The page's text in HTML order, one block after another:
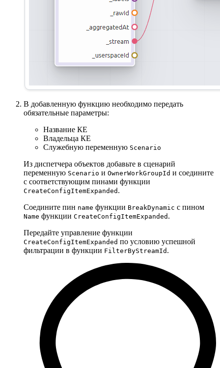
В добавленную функцию необходимо передать
обязательные параметры:
Название КЕ
Владельца КЕ
Служебную переменную Scenario
Из диспетчера объектов добавьте в сценарий
переменную Scenario и OwnerWorkGroupId и соедините
с соответствующим пинами функции
CreateConfigItemExpanded .
Соедините пин name функции BreakDynamic с пином
Name функции CreateConfigItemExpanded .
Передайте управление функции
CreateConfigItemExpanded по условию успешной
фильтрации в функции FilterByStreamId .